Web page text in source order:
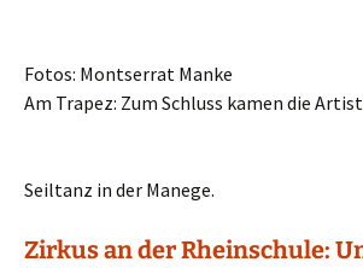
Fotos: Montserrat Manke
Am Trapez: Zum Schluss kamen die
Seiltanz in der Manege.
Zirkus an der Rheinschule: